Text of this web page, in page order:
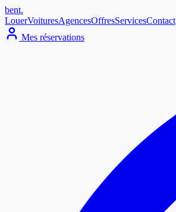
bent.
LouerVoituresAgencesOffresServicesContact
Mes réservations